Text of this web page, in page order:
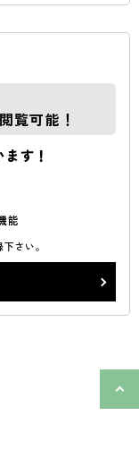
閲覧可能！
す！
能
さい。